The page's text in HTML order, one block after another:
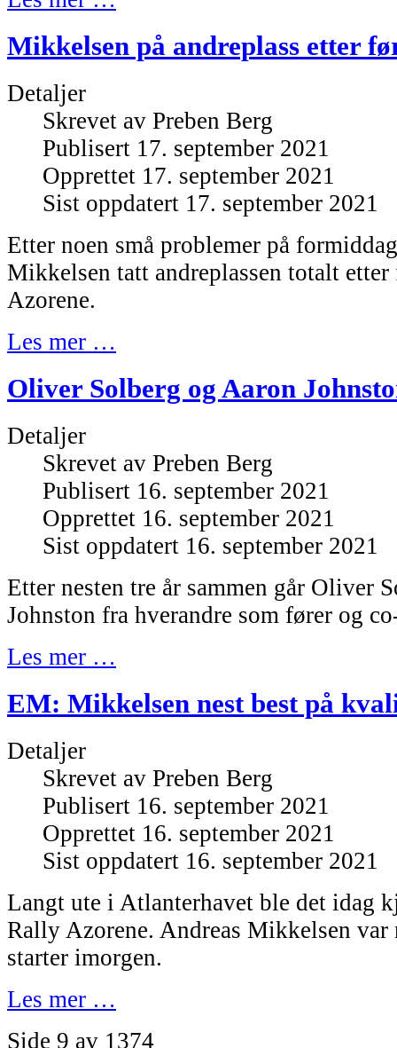
Mikkelsen på andreplass etter
Detaljer
Skrevet av Preben Berg
Publisert 17. september 2021
Opprettet 17. september 2021
Sist oppdatert 17. september 2021
Etter noen små problemer på
Mikkelsen tatt andreplassen totalt etter
Azorene.
Les mer …
Oliver Solberg og Aaron
Detaljer
Skrevet av Preben Berg
Publisert 16. september 2021
Opprettet 16. september 2021
Sist oppdatert 16. september 2021
Etter nesten tre år sammen går Oliver
Johnston fra hverandre som fører og
Les mer …
EM: Mikkelsen nest best på
Detaljer
Skrevet av Preben Berg
Publisert 16. september 2021
Opprettet 16. september 2021
Sist oppdatert 16. september 2021
Langt ute i Atlanterhavet ble det idag
Rally Azorene. Andreas Mikkelsen var
starter imorgen.
Les mer …
Side 9 av 1374